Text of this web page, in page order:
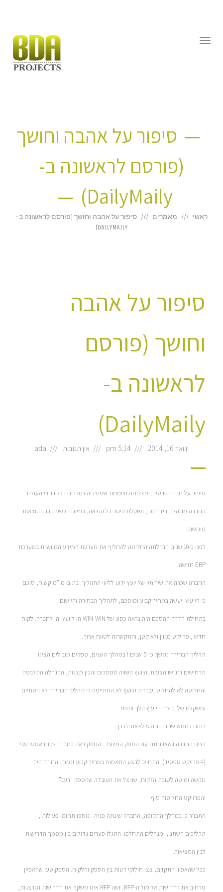
תפריט
סיפור על אהבה וחושך
(פורסם לראשונה ב-
DailyMaily)
ראשי מאמרים
סיפור על אהבה וחושך (פורסם לראשונה ב-
DAILYMAILY)
סיפור על אהבה
וחושך (פורסם
לראשונה ב-
DailyMaily)
ינואר 16, 2014 5:14 pm אין תגובות ada
סיפור על חברה פרטית, מצליחה וצומחת שמוצריה נמכרים בכל רחבי העולם.
החברה מנוהלת ביד רמה, ושוקלת היטב כל הוצאה, במיוחד כשמדובר בהוצאות
מיחשוב.
לפני כ-10 שנים הנהלתה החליטה להחליף את מערכת המידע המיושנת במערכת
ERP חדשה.
החברה שכרה את שירותיו של יועץ ידוע לליווי התהליך. בתום מו"מ קשוח, סוכם
כי הייעוץ ייעשה במחיר קבוע ומוסכם, לתהליך הבחירה והיישום.
בתחילת הדרך ההסכם היה נראה כסוג של WIN-WIN הן ליועץ והן לחברה. לקוח
חדש , פרויקט מגוון ולא קטן, והתקשרות לטווח ארוך.
תהליך הבחירה נמשך כ- 5 שנים ! במהלך השנים, ספקים מובילים הציגו
תרחישים והגישו הצעות. היועץ השווה מסמכים והכין מצגות, ההנהלה התלבטה
והחליטה לא להחליט. עבודת היועץ לא הסתיימה כי תהליך הבחירה לא הסתיים
ומשקלם של תוצרי הייעוץ הלך ותפח.
בתום כחמש שנים הוחלט לצאת לדרך.
נציגי החברה נשאו ונתנו עם הספק המיועד . הספק ראה בחברה לקוח אסטרטגי
(= פרויקט מפסיד) והתחייב לבצע התאמות במחיר קבוע ונמוך. החוזה היה
נוקשה ומוטה לטובת הלקוח, שניצל את העובדה שהספק "רעב".
והפרויקט החל סוף סוף.
התברר כי במהלך התקופה, החברה שינתה פניה : נוספו תחומי פעילות ,
תהליכים השתנו, ומנהלים התחלפו. התגלו פערים גדולים בין מסמך הדרישות
לבין המציאות.
ככל שהאפיון התקדם, צצו חילוקי דעות בין הספק והלקוח. הספק טען שהאפיון
מרחיב את הדרישות אל מול ה-RFP, ושה RFP אינו משקף את הדרישות המוצגות,